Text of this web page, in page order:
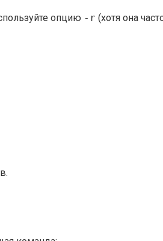
опцию -r (хотя она